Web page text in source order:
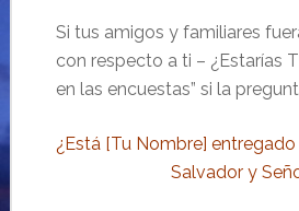
Si tus amigos y familiares
con respecto a ti – ¿Estarías
en las encuestas” si la
¿Está [Tu Nombre]
Salvador y